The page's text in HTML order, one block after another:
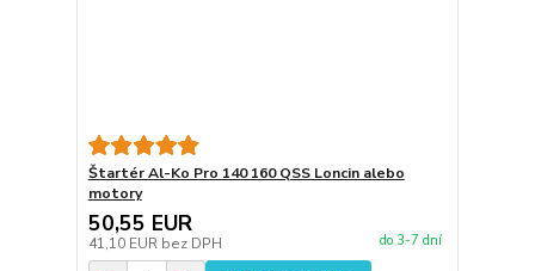
Štartér Al-Ko Pro 140 160 QSS Loncin alebo
motory
50,55 EUR
41,10 EUR bez DPH do 3-7 dní